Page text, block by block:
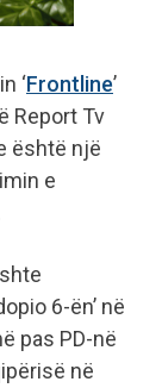
‘Frontline’
Report Tv
është një
e
6-ën’ në
pas PD-në
në